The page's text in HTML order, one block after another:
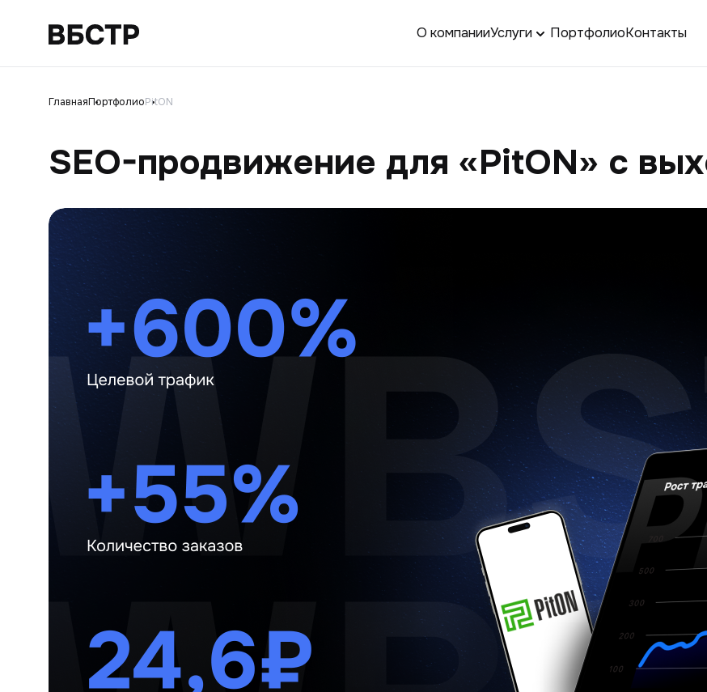
О компанииУслуги ПортфолиоКонтакты
ГлавнаяПортфолиоPitON
SEO-продвижение для «PitON» с